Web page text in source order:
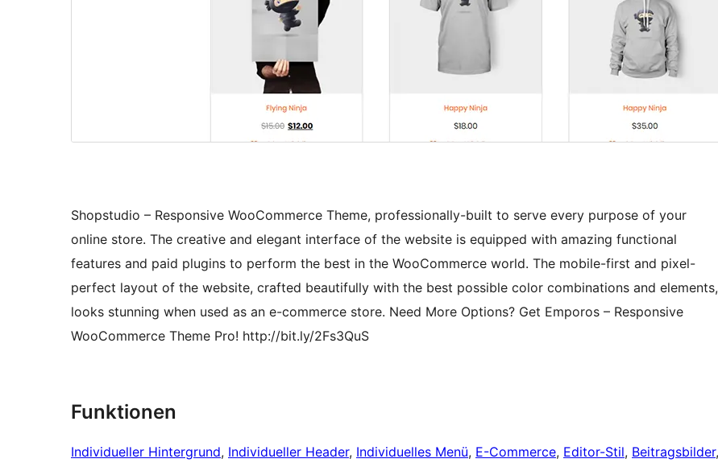
Shopstudio – Responsive WooCommerce Theme, professionally-built to serve every purpose of your
online store. The creative and elegant interface of the website is equipped with amazing functional
features and paid plugins to perform the best in the WooCommerce world. The mobile-first and pixel-
perfect layout of the website, crafted beautifully with the best possible color combinations and elements,
looks stunning when used as an e-commerce store. Need More Options? Get Emporos – Responsive
WooCommerce Theme Pro! http://bit.ly/2Fs3QuS
Funktionen
Individueller Hintergrund, Individueller Header, Individuelles Menü, E-Commerce, Editor-Stil, Beitragsbilder